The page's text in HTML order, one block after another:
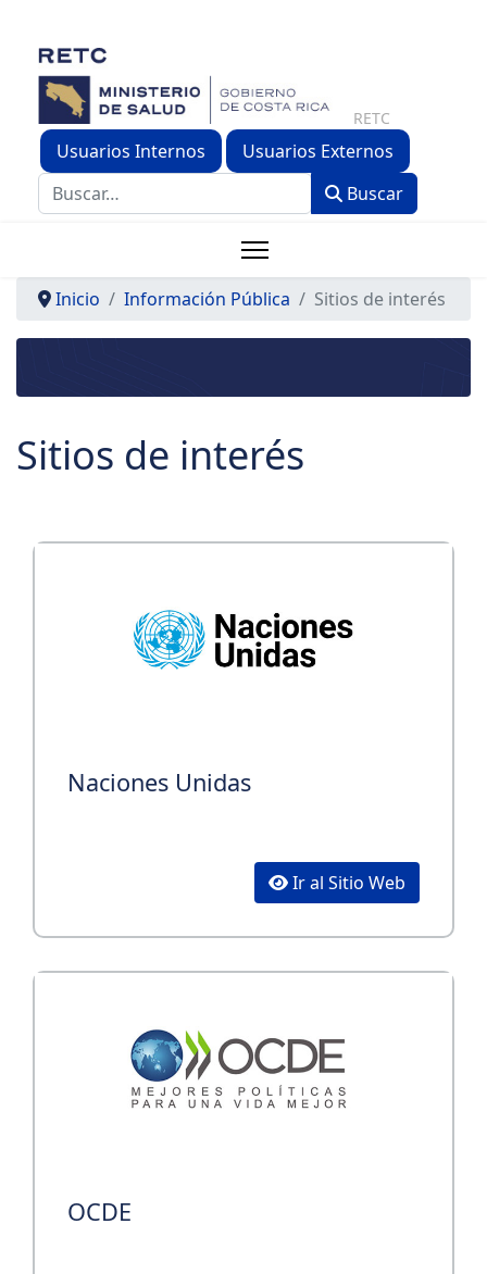
RETC
Usuarios Internos Usuarios Externos
Buscar Buscar
Inicio Información Pública Sitios de interés
Sitios de interés
Naciones Unidas
Ir al Sitio Web
OCDE